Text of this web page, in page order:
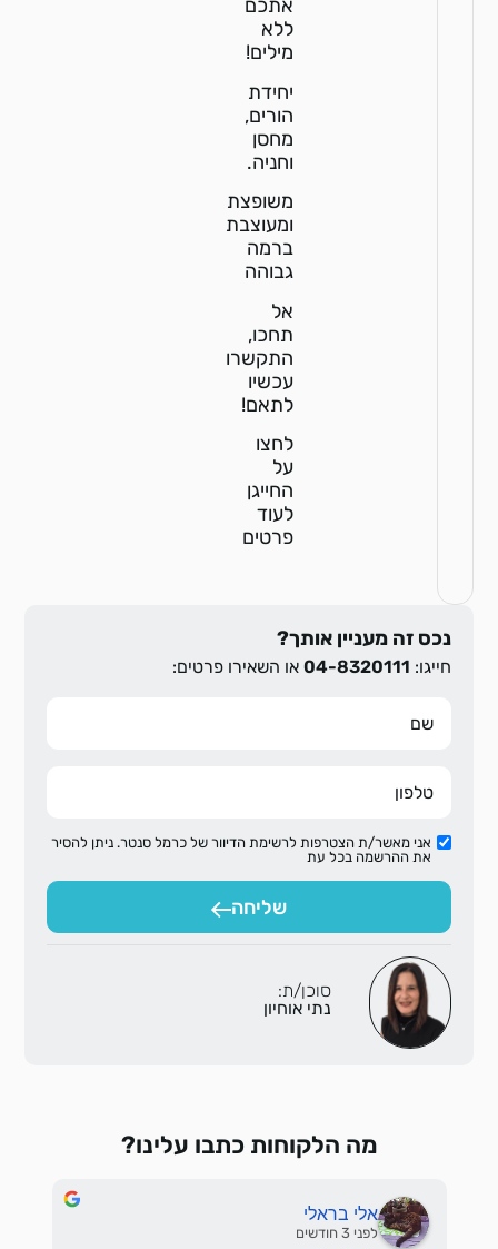
אתכם
ללא
מילים!
יחידת
הורים,
מחסן
וחניה.
משופצת
ומעוצבת
ברמה
גבוהה
אל
תחכו,
התקשרו
עכשיו
לתאם!
לחצו
על
החייגן
לעוד
פרטים
נכס זה מעניין אותך?
חייגו: 04-8320111או השאירו פרטים:
אני מאשר/ת הצטרפות לרשימת הדיוור של כרמל סנטר. ניתן להסיר
את ההרשמה בכל עת
שליחה
סוכן/ת:
נתי אוחיון
מה הלקוחות כתבו עלינו?
אלי בראלי
לפני 3 חודשים